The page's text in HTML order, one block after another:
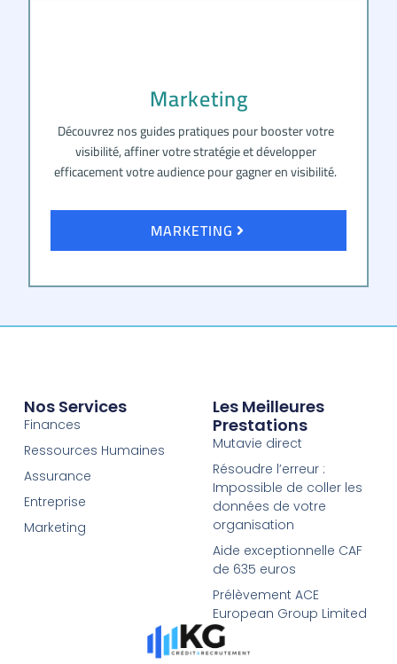
Marketing
Découvrez nos guides pratiques pour booster votre
visibilité, affiner votre stratégie et développer
efficacement votre audience pour gagner en visibilité.
MARKETING
Nos Services
Finances
Ressources Humaines
Assurance
Entreprise
Marketing
Les Meilleures
Prestations
Mutavie direct
Résoudre l’erreur :
Impossible de coller les
données de votre
organisation
Aide exceptionnelle CAF
de 635 euros
Prélèvement ACE
European Group Limited